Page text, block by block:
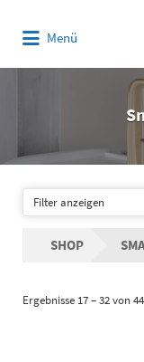
Menü
Filter anzeigen
SHOP
Ergebnisse 17 – 32 von